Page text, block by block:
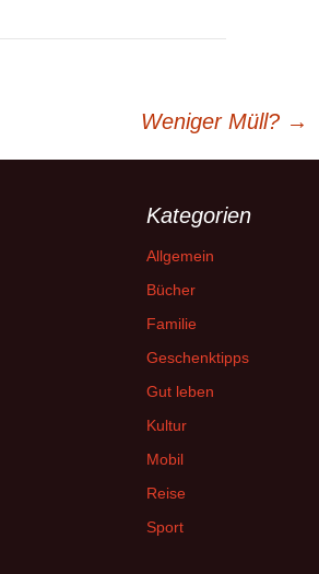
Weniger Müll? →
Kategorien
Allgemein
Bücher
Familie
Geschenktipps
Gut leben
Kultur
Mobil
Reise
Sport